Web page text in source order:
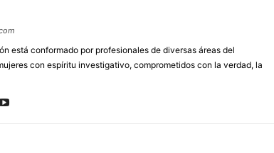
está conformado por profesionales de diversas áreas del
con espíritu investigativo, comprometidos con la verdad, la